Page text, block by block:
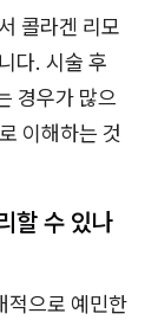
콜라겐 리모
다. 시술 후
경우가 많으
이해하는 것
할 수 있나
적으로 예민한